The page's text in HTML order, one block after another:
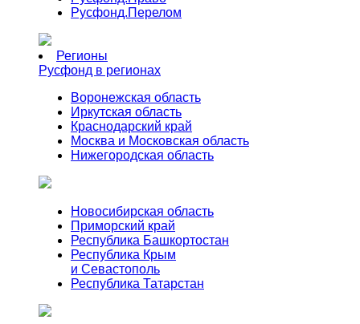
Русфонд.Перелом
Регионы
Русфонд в регионах
Воронежская область
Иркутская область
Краснодарский край
Москва и Московская область
Нижегородская область
Новосибирская область
Приморский край
Республика Башкортостан
Республика Крым
и Севастополь
Республика Татарстан